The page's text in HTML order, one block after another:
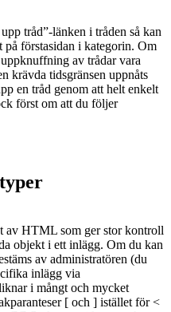
tråd”-länken i tråden så kan
förstasidan i kategorin. Om
av trådar vara
krävda tidsgränsen uppnåts
en tråd genom att helt enkelt
först om att du följer
av HTML som ger stor kontroll
objekt i ett inlägg. Om du kan
av administratören (du
inlägg via
i mångt och mycket
[ och ] istället för <